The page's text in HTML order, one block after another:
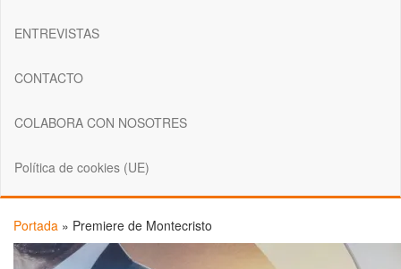
ENTREVISTAS
CONTACTO
COLABORA CON NOSOTRES
Política de cookies (UE)
Portada » Premiere de Montecristo